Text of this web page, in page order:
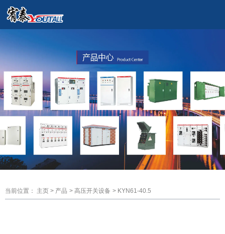
产品中心
Product Center
当前位置： 主页 高压开关设备 KYN61-40.5
当前位置： 主页 > 产品 > 高压开关设备 > KYN61-40.5